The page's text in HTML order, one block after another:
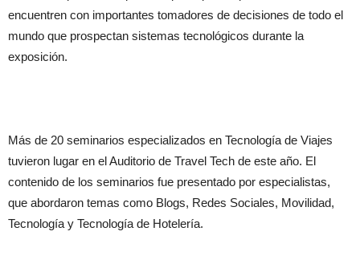
encuentren con importantes tomadores de decisiones de todo el
mundo que prospectan sistemas tecnológicos durante la
exposición.
Más de 20 seminarios especializados en Tecnología de Viajes
tuvieron lugar en el Auditorio de Travel Tech de este año. El
contenido de los seminarios fue presentado por especialistas,
que abordaron temas como Blogs, Redes Sociales, Movilidad,
Tecnología y Tecnología de Hotelería.